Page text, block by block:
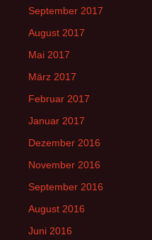
September 2017
August 2017
Mai 2017
März 2017
Februar 2017
Januar 2017
Dezember 2016
November 2016
September 2016
August 2016
Juni 2016